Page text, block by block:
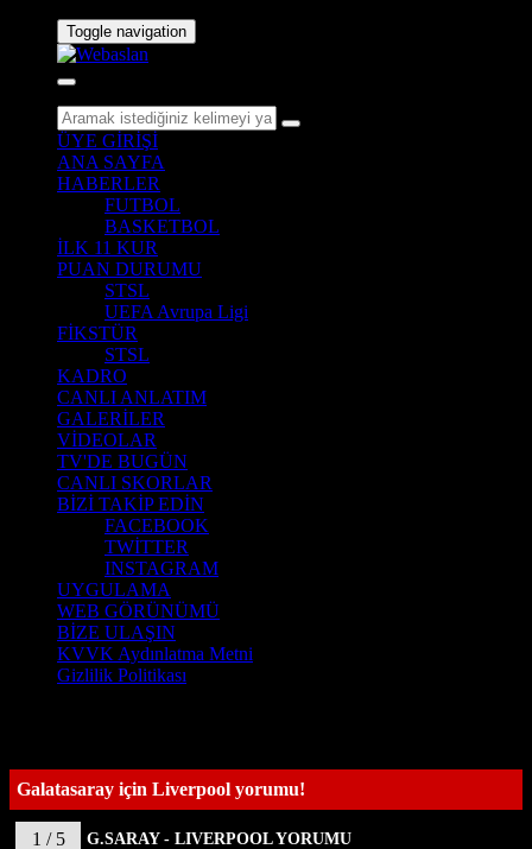
Toggle navigation
ÜYE GİRİŞİ
ANA SAYFA
HABERLER
FUTBOL
BASKETBOL
İLK 11 KUR
PUAN DURUMU
STSL
UEFA Avrupa Ligi
FİKSTÜR
STSL
KADRO
CANLI ANLATIM
GALERİLER
VİDEOLAR
TV'DE BUGÜN
CANLI SKORLAR
BİZİ TAKİP EDİN
FACEBOOK
TWİTTER
INSTAGRAM
UYGULAMA
WEB GÖRÜNÜMÜ
BİZE ULAŞIN
KVVK Aydınlatma Metni
Gizlilik Politikası
Galatasaray için Liverpool yorumu!
1 / 5 G.SARAY - LIVERPOOL YORUMU